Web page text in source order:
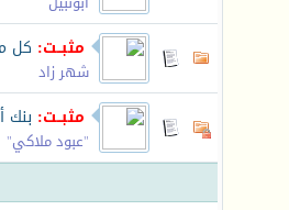
مثبــت: كل
شهر زاد
مثبــت: بنك
"عبود ملاكي"